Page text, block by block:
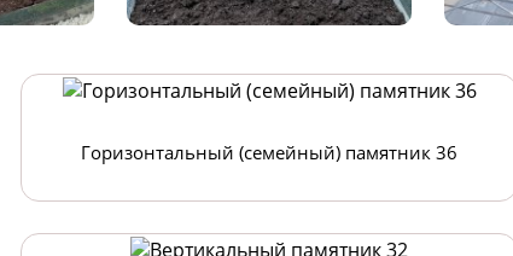
Горизонтальный (семейный) памятник 36